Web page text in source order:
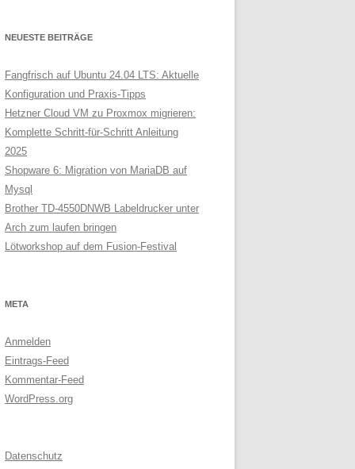
NEUESTE BEITRÄGE
Fangfrisch auf Ubuntu 24.04 LTS: Aktuelle
Konfiguration und Praxis-Tipps
Hetzner Cloud VM zu Proxmox migrieren:
Komplette Schritt-für-Schritt Anleitung
2025
Shopware 6: Migration von MariaDB auf
Mysql
Brother TD-4550DNWB Labeldrucker unter
Arch zum laufen bringen
Lötworkshop auf dem Fusion-Festival
META
Anmelden
Eintrags-Feed
Kommentar-Feed
WordPress.org
Datenschutz